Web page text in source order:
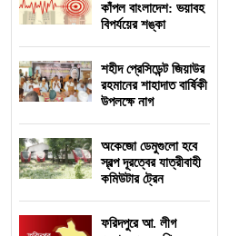
কাঁপল বাংলাদেশ: ভয়াবহ
বিপর্যয়ের শঙ্কা
শহীদ প্রেসিডেন্ট জিয়াউর
রহমানের শাহাদাত বার্ষিকী
উপলক্ষে নাগ
অকেজো ডেমুগুলো হবে
স্বল্প দূরত্বের যাত্রীবাহী
কমিউটার ট্রেন
ফরিদপুরে আ. লীগ